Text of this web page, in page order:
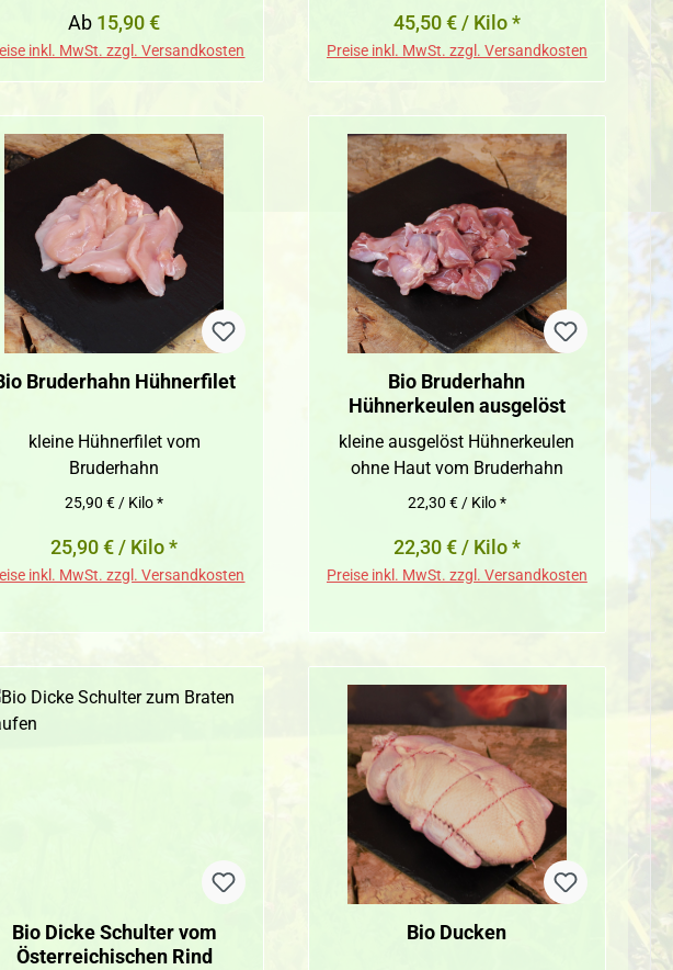
Regulärer Preis:
Ab 15,90 €
inkl. MwSt. zzgl. Versandkosten
45,50 € / Kilo *
Preise inkl. MwSt. zzgl. Versandkosten
Bruderhahn Hühnerfilet
kleine Hühnerfilet vom
Bruderhahn
25,90 € / Kilo *
25,90 € / Kilo *
inkl. MwSt. zzgl. Versandkosten
Bio Bruderhahn
Hühnerkeulen ausgelöst
kleine ausgelöst Hühnerkeulen
ohne Haut vom Bruderhahn
22,30 € / Kilo *
22,30 € / Kilo *
Preise inkl. MwSt. zzgl. Versandkosten
Bio Dicke Schulter vom
Österreichischen Rind
Bio Ducken